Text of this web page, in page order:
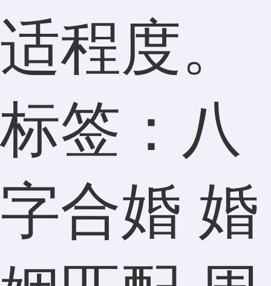
适程度。
标签：八
字合婚 婚